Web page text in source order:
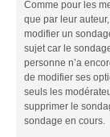
Comme pour les
que par leur
modifier un
sujet car le
personne n’a
de modifier ses
seuls les
supprimer le
sondage en cours.